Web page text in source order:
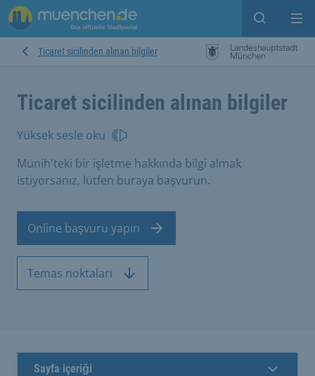
Open
Ticaret sicilinden alınan bilgiler
Ticaret sicilinden alınan bilgiler
Yüksek sesle oku
Münih'teki bir işletme hakkında bilgi almak
istiyorsanız, lütfen buraya başvurun.
Online başvuru yapın
Temas noktaları
Sayfa içeriği